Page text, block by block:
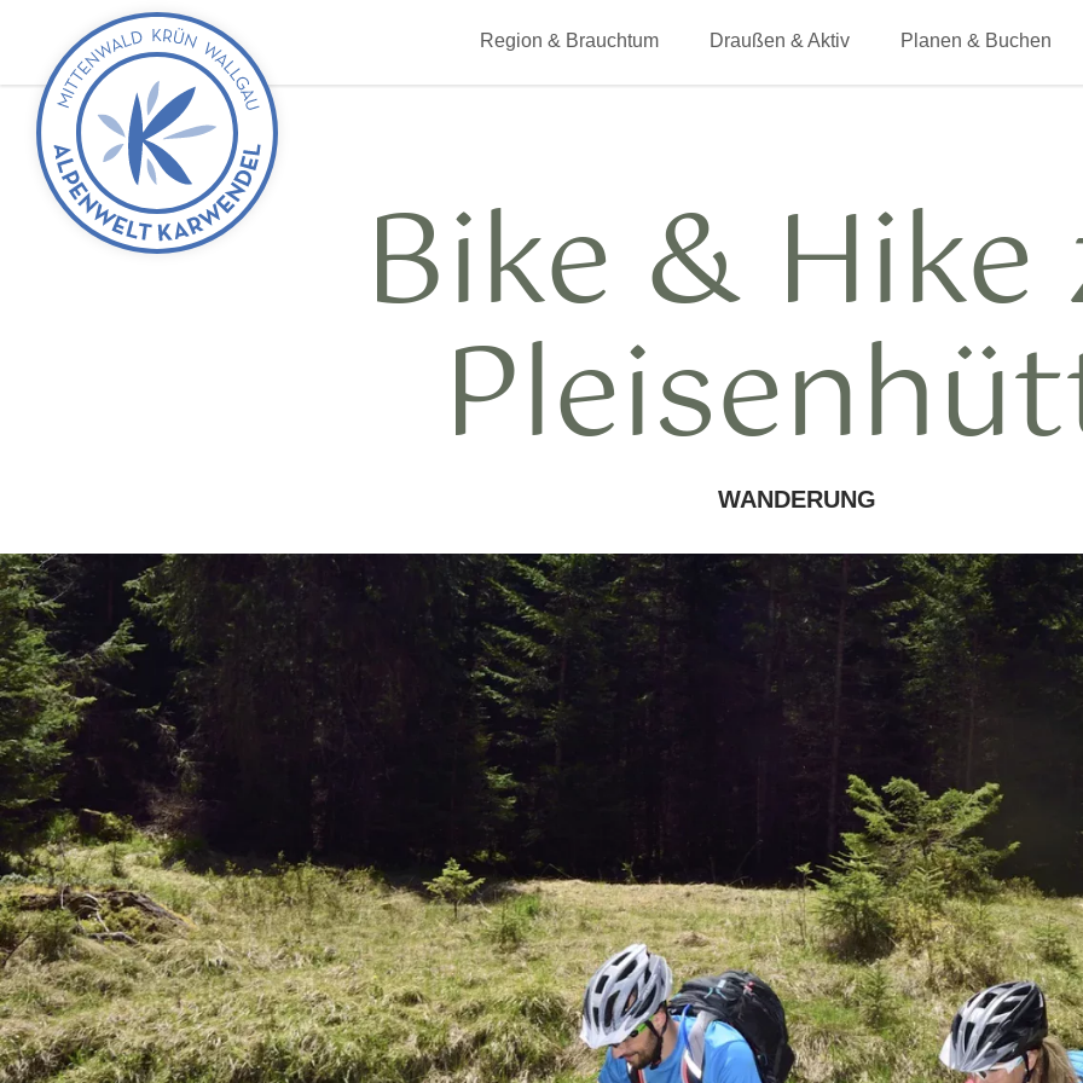
Region & Brauchtum Draußen & Aktiv Planen & Buchen
zurück
zur
Startseite
Bike &
WANDERUNG